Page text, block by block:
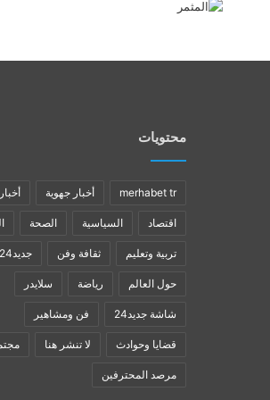
محتويات
merhabet tr أخبار جهوية
اقتصاد السياسية الصحة
تربية وتعليم ثقافة وفن جديد24
حول العالم رياضة سلايدر
شاشة جديد24 فن ومشاهير
قضايا وحوادث لا تنشر هنا
مرصد المحترفين